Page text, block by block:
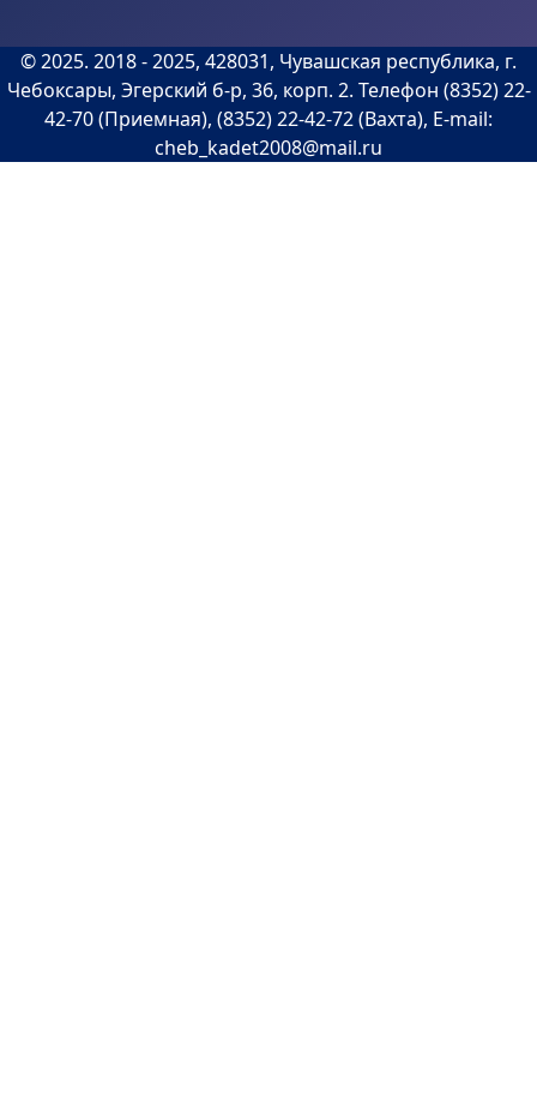
©2025. 2018 -2025, 428031, Чувашская республика, г.
Чебоксары, Эгерский б-р, 36, корп. 2. Телефон (8352) 22-
42-70 (Приемная), (8352) 22-42-72 (Вахта), E-mail:
cheb_kadet2008@mail.ru